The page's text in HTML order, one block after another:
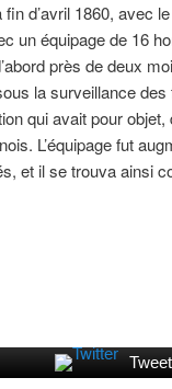
d’avril 1860, avec le
un équipage de 16
près de deux
la surveillance des
qui avait pour objet,
L’équipage fut
et il se trouva ainsi
Tweet